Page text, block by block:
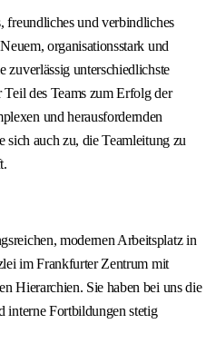
freundliches und verbindliches
organisationsstark und
zuverlässig unterschiedlichste
des Teams zum Erfolg der
und herausfordernden
sich auch zu, die Teamleitung zu
modernen Arbeitsplatz in
im Frankfurter Zentrum mit
Hierarchien. Sie haben bei uns die
interne Fortbildungen stetig